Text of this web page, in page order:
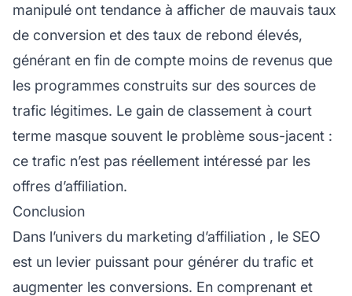
manipulé ont tendance à afficher de mauvais taux
de conversion et des taux de rebond élevés,
générant en fin de compte moins de revenus que
les programmes construits sur des sources de
trafic légitimes. Le gain de classement à court
terme masque souvent le problème sous-jacent :
ce trafic n’est pas réellement intéressé par les
offres d’affiliation.
Conclusion
Dans l’univers du marketing d’affiliation , le SEO
est un levier puissant pour générer du trafic et
augmenter les conversions. En comprenant et